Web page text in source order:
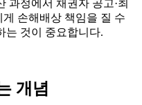
과정에서 채권자 공고·최
손해배상 책임을 질 수
는 것이 중요합니다.
개념